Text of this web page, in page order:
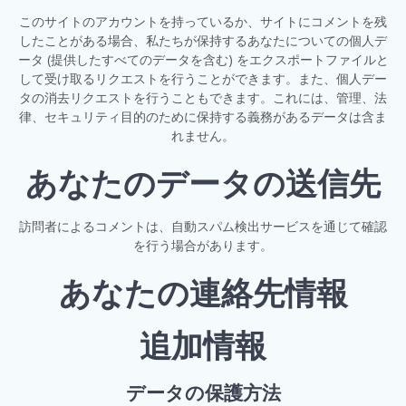
このサイトのアカウントを持っているか、サイトにコメントを残
したことがある場合、私たちが保持するあなたについての個人デ
ータ (提供したすべてのデータを含む) をエクスポートファイルと
して受け取るリクエストを行うことができます。また、個人デー
タの消去リクエストを行うこともできます。これには、管理、法
律、セキュリティ目的のために保持する義務があるデータは含ま
れません。
あなたのデータの送信先
訪問者によるコメントは、自動スパム検出サービスを通じて確認
を行う場合があります。
あなたの連絡先情報
追加情報
データの保護方法